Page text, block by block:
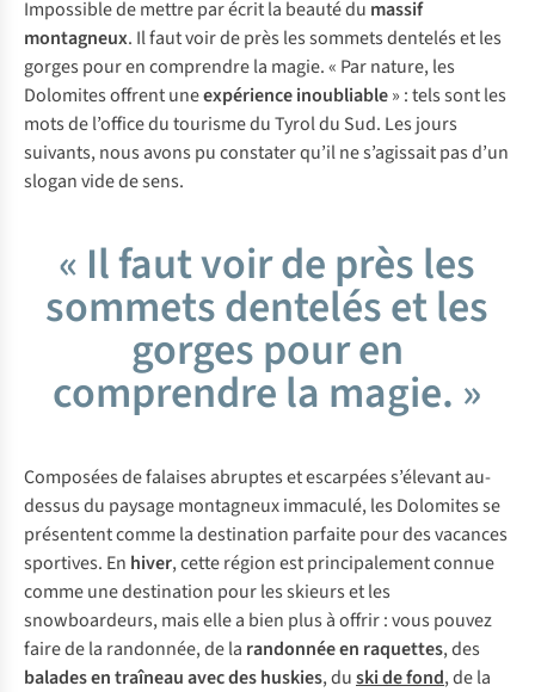
Impossible de mettre par écrit la beauté du massif
montagneux. Il faut voir de près les sommets dentelés et les
gorges pour en comprendre la magie. « Par nature, les
Dolomites offrent uneexpérience inoubliable» : tels sont les
mots de l’office du tourisme du Tyrol du Sud. Les jours
suivants, nous avons pu constater qu’il ne s’agissait pas d’un
slogan vide de sens.
« Il faut voir de près les
sommets dentelés et les
gorges pour en
comprendre la magie. »
Composées de falaises abruptes et escarpées s’élevant au-
dessus du paysage montagneux immaculé, les Dolomites se
présentent comme la destination parfaite pour des vacances
sportives. En hiver, cette région est principalement connue
comme une destination pour les skieurs et les
snowboardeurs, mais elle a bien plus à offrir : vous pouvez
faire de la randonnée, de la randonnée en raquettes, des
balades en traîneau avec des huskies, duski de fond, de la